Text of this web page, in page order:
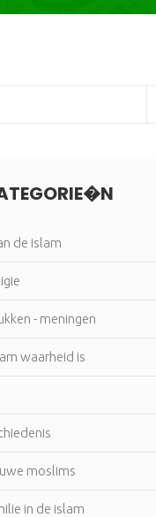
de islam
- meningen
waarheid is
moslims
in de islam